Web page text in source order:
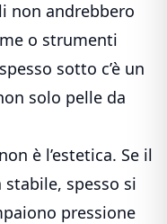
non andrebbero
o strumenti
sotto c’è un
solo pelle da
è l’estetica. Se il
stabile, spesso si
pressione